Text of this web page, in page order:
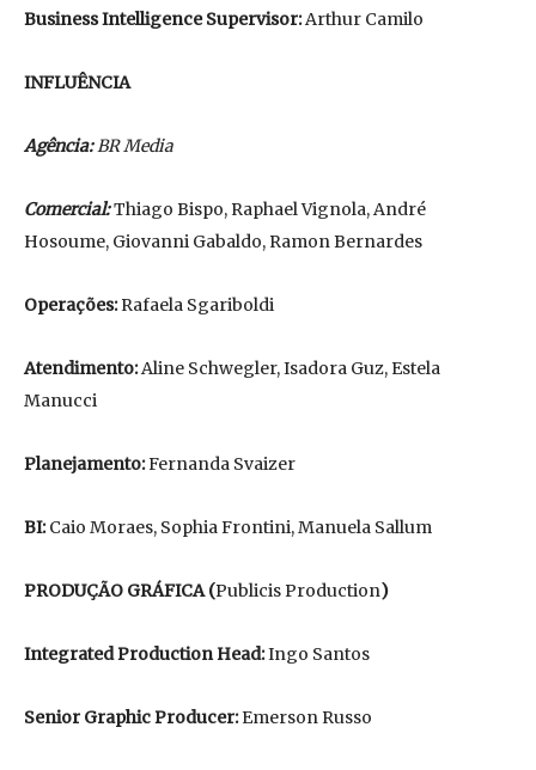
Business Intelligence Supervisor:Arthur Camilo
INFLUÊNCIA
Agência:BR Media
Comercial:Thiago Bispo, Raphael Vignola, André
Hosoume, Giovanni Gabaldo, Ramon Bernardes
Operações:Rafaela Sgariboldi
Atendimento:Aline Schwegler, Isadora Guz, Estela
Manucci
Planejamento:Fernanda Svaizer
BI:Caio Moraes, Sophia Frontini, Manuela Sallum
PRODUÇÃO GRÁFICA (Publicis Production)
Integrated Production Head:Ingo Santos
Senior Graphic Producer:Emerson Russo